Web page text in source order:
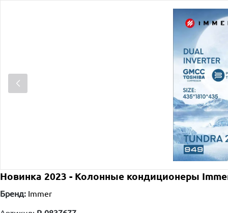
Новинка 2023 - Колонные кондиционеры
Бренд: Immer